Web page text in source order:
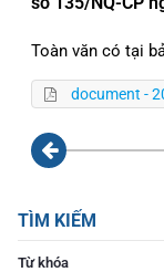
Toàn văn có tại
document - 2026-
TÌM KIẾM
Từ khóa